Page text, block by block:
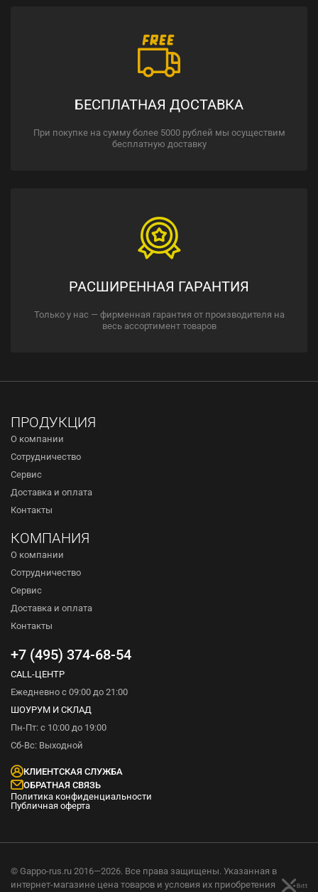
БЕСПЛАТНАЯ ДОСТАВКА
При покупке на сумму более 5000 рублей мы осуществим
бесплатную доставку
РАСШИРЕННАЯ ГАРАНТИЯ
Только у нас — фирменная гарантия от производителя на
весь ассортимент товаров
ПРОДУКЦИЯ
О компании
Сотрудничество
Сервис
Доставка и оплата
Контакты
КОМПАНИЯ
О компании
Сотрудничество
Сервис
Доставка и оплата
Контакты
+7 (495) 374-68-54
CALL-ЦЕНТР
Ежедневно с 09:00 до 21:00
ШОУРУМ И СКЛАД
Пн-Пт: с 10:00 до 19:00
Сб-Вс: Выходной
КЛИЕНТСКАЯ СЛУЖБА
ОБРАТНАЯ СВЯЗЬ
Политика конфиденциальности
Публичная оферта
© Gappo-rus.ru 2016—2026. Все права защищены. Указанная в
интернет-магазине цена товаров и условия их приобретения